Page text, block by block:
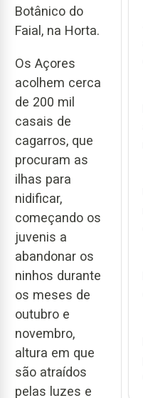
Botânico do
Faial, na Horta.
Os Açores
acolhem cerca
de 200 mil
casais de
cagarros, que
procuram as
ilhas para
nidificar,
começando os
juvenis a
abandonar os
ninhos durante
os meses de
outubro e
novembro,
altura em que
são atraídos
pelas luzes e